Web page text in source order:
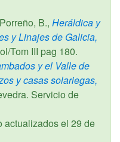
B., Heráldica y
y Linajes de Galicia,
Tom III pag 180.
y el Valle de
y casas solariegas,
Servicio de
actualizados el 29 de